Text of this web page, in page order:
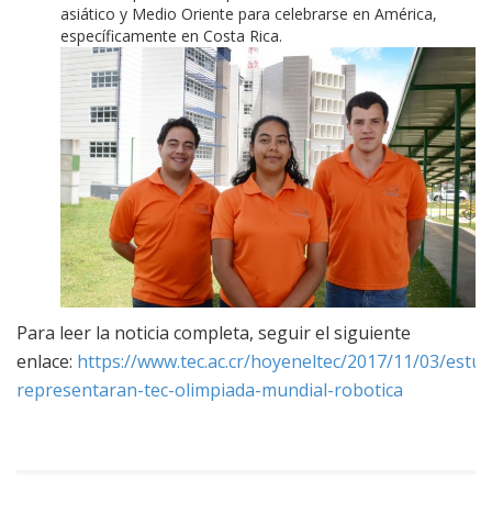
asiático y Medio Oriente para celebrarse en América,
específicamente en Costa Rica.
Para leer la noticia completa, seguir el siguiente
enlace: https://www.tec.ac.cr/hoyeneltec/2017/11/03/
representaran-tec-olimpiada-mundial-robotica